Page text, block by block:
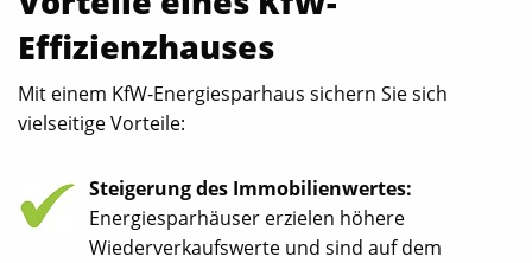
Effizienzhauses
Mit einem KfW-Energiesparhaus sichern Sie sich
vielseitige Vorteile:
Steigerung des Immobilienwertes:
Energiesparhäuser erzielen höhere
Wiederverkaufswerte und sind auf dem